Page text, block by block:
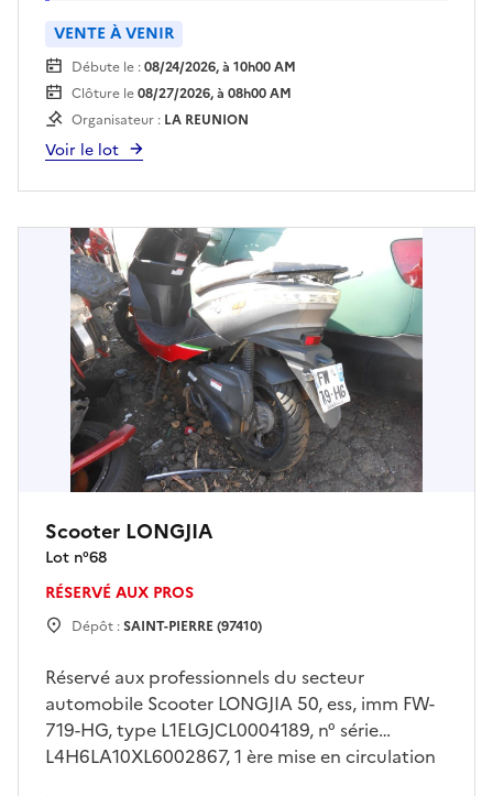
VENTE À VENIR
Débute le :08/24/2026, à 10h00 AM
Clôture le08/27/2026, à 08h00 AM
Organisateur : LA REUNION
Voir le lot
Scooter LONGJIA
Lot n°68
RÉSERVÉ AUX PROS
Dépôt :SAINT-PIERRE (97410)
Réservé aux professionnels du secteur
automobile Scooter LONGJIA 50, ess, imm FW-
719-HG, type L1ELGJCL0004189, n° série
L4H6LA10XL6002867, 1 ère mise en circulation